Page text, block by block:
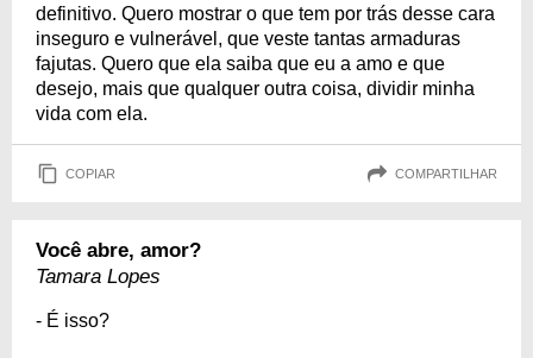
definitivo. Quero mostrar o que tem por trás desse cara
inseguro e vulnerável, que veste tantas armaduras
fajutas. Quero que ela saiba que eu a amo e que
desejo, mais que qualquer outra coisa, dividir minha
vida com ela.
COPIAR COMPARTILHAR
Você abre, amor?
Tamara Lopes
- É isso?